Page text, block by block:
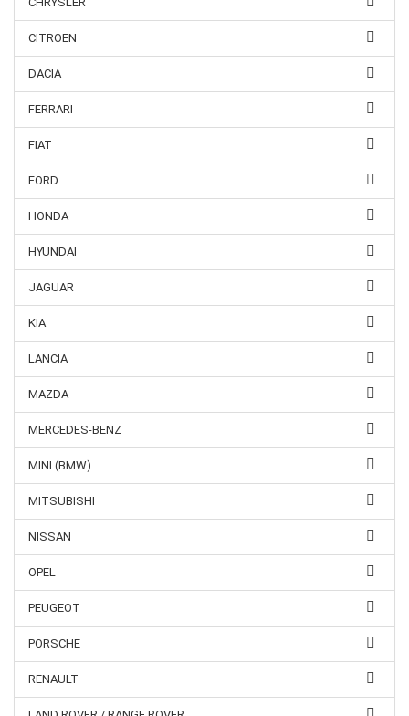
CITROEN
DACIA
FERRARI
FIAT
FORD
HONDA
HYUNDAI
JAGUAR
KIA
LANCIA
MAZDA
MERCEDES-BENZ
MINI (BMW)
MITSUBISHI
NISSAN
OPEL
PEUGEOT
PORSCHE
RENAULT